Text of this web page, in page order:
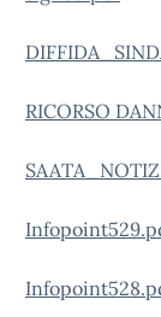
RICORSO